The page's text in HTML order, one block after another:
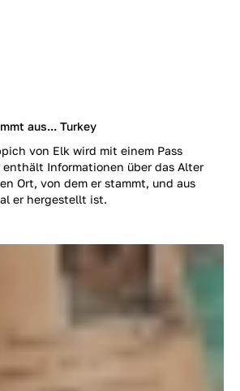
aus... Turkey
von Elk wird mit einem Pass
enthält Informationen über das Alter
Ort, von dem er stammt, und aus
er hergestellt ist.